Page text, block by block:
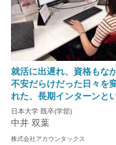
就活に出遅れ、資格もなか
不安だらけだった日々を
れた、長期インターンと
日本大学 既卒(学部)
中井 双葉
株式会社アカウンタックス